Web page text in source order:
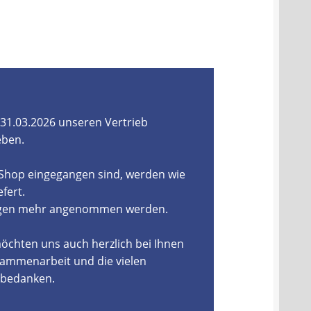
unseren Vertrieb
eingegangen sind, werden wie
mehr angenommen werden.
uns auch herzlich bei Ihnen
und die vielen